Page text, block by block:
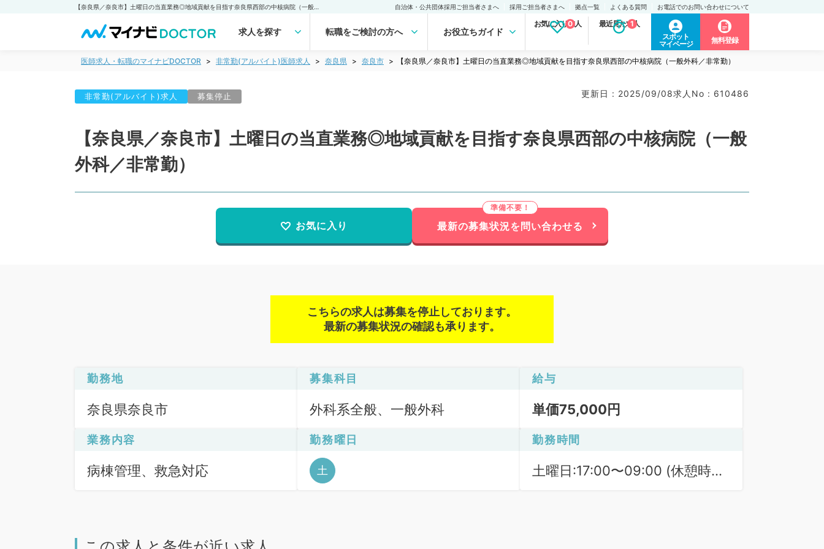
自治体・公共団体採用ご担当者さまへ 採用ご担当者さまへ 拠点一覧 よくある質問 お電話でのお問い合わせについて
求人を探す 転職をご検討の方へ お役立ちガイド
お気に入り求人
0 最近見た求人
1
スポット
マイページ
無料登録
医師求人・転職のマイナビDOCTOR 非常勤(アルバイト)医師求人 奈良県 奈良市 【奈良県／奈良市】土曜日の当直業務◎地域貢献を目指す奈良県西部の中核病院（一般外科／非常勤）
非常勤(アルバイト)求人 募集停止 更新日 : 2025/09/08求人No : 610486
【奈良県／奈良市】土曜日の当直業務◎地域貢献を目指す奈良県西部の中核病院（一般
外科／非常勤）
お気に入り 最新の募集状況を問い合わせる
こちらの求人は募集を停止しております。
最新の募集状況の確認も承ります。
勤務地
奈良県奈良市
募集科目
外科系全般、一般外科
給与
単価75,000円
業務内容
病棟管理、救急対応
勤務曜日
土
勤務時間
土曜日:17:00〜09:00 (休憩時間: